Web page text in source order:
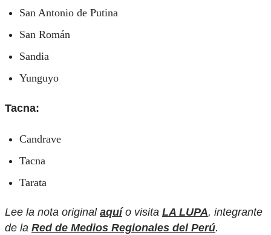
San Antonio de Putina
San Román
Sandia
Yunguyo
Tacna:
Candrave
Tacna
Tarata
Lee la nota original aquío visita LA LUPA, integrante
de la Red de Medios Regionales del Perú.